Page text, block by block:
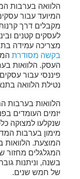
הלוואה בערבות
המיועד עבור
מקבלים דרך
לעסקים קטנים
מצריכה עמידה
בקשה מסודרת
העסק. הלוואות
פיננסי עבור
נטילת הלוואה
הלוואות בערבות
יזמים העומדים
שנקלעו למצוקה
מימון בערבות
המוצעת. הלוואות
של חמש שנים.